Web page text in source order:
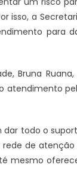
isso, a
para
Bruna Ruana,
atendimento
dar todo o
rede de atenção
mesmo
na
Dutra deixa